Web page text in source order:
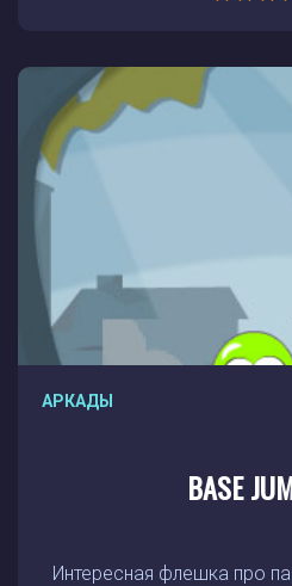
АРКАДЫ
BASE
Интересная флешка про